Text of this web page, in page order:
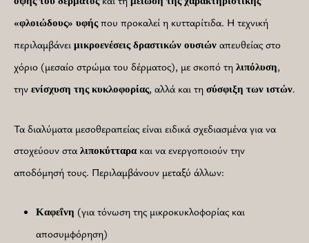
«φλοιώδους» υφήςπου προκαλεί η κυτταρίτιδα. Η τεχνική
περιλαμβάνει μικροενέσεις δραστικών ουσιών απευθείας στο
χόριο (μεσαίο στρώμα του δέρματος), με σκοπό τη λιπόλυση,
την ενίσχυση της κυκλοφορίας, αλλά και τη σύσφιξη των ιστών.
Τα διαλύματα μεσοθεραπείας είναι ειδικά σχεδιασμένα για να
στοχεύουν στα λιποκύτταρακαι να ενεργοποιούν την
αποδόμησή τους. Περιλαμβάνουν μεταξύ άλλων:
Καφεΐνη (για τόνωση της μικροκυκλοφορίας και
αποσυμφόρηση)